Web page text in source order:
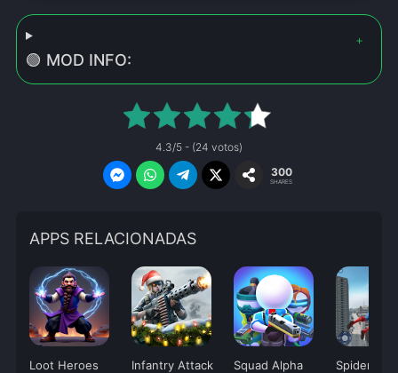
🟢 MOD INFO:
4.3/5 - (24 votos)
300
SHARES
APPS RELACIONADAS
Loot Heroes Infantry Attack Squad Alpha Spider